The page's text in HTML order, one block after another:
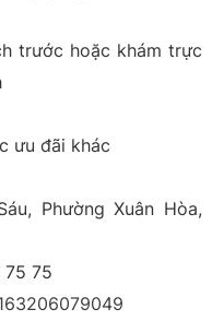
trước hoặc khám trực
ưu đãi khác
Phường Xuân Hòa,
75 75